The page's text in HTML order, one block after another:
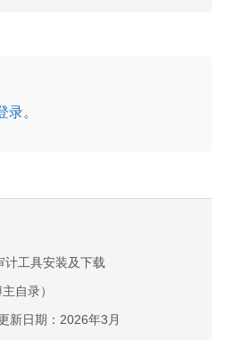
录。
计工具安装及下载
自录）
新日期：2026年3月